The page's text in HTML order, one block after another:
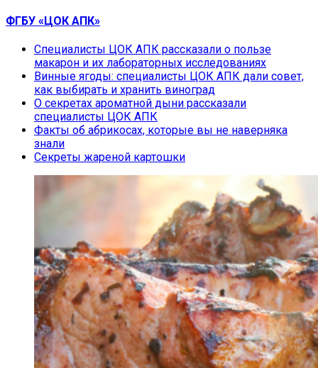
ФГБУ «ЦОК АПК»
Специалисты ЦОК АПК рассказали о пользе
макарон и их лабораторных исследованиях
Винные ягоды: специалисты ЦОК АПК дали совет,
как выбирать и хранить виноград
О секретах ароматной дыни рассказали
специалисты ЦОК АПК
Факты об абрикосах, которые вы не наверняка
знали
Секреты жареной картошки